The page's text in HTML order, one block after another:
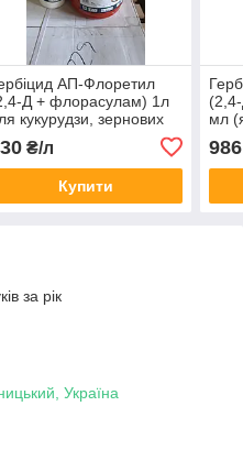
АП-Флоретил
Д + флорасулам) 1л
кукурудзи, зернових
підмаренника, хвоща,
осоту, падалиці
₴/л
Купити
мл
986
за рік
Україна